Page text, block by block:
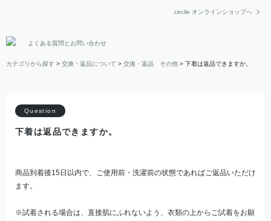
cecile オンラインショップへ
よくある質問とお問い合わせ
カテゴリから探す > 交換・返品について > 交換・返品 その他 > 下着は返品できますか。
下着は返品できますか。
商品到着後15日以内で、ご使用前・洗濯前の状態であればご返品いただけ
ます。
※試着される場合は、直接肌にふれないよう、衣類の上からご試着をお願